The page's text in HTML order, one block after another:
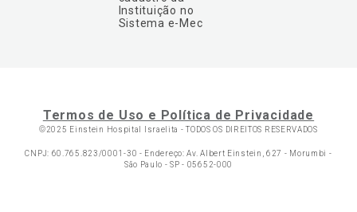
Instituição no
Sistema e-Mec
Termos de Uso e Política de Privacidade
©2025 Einstein Hospital Israelita -TODOS OS DIREITOS RESERVADOS
CNPJ: 60.765.823/0001-30 - Endereço: Av. Albert Einstein, 627 - Morumbi -
São Paulo - SP - 05652-000